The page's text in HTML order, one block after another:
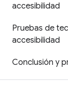
accesibilidad
Pruebas de
accesibilidad
Conclusión y